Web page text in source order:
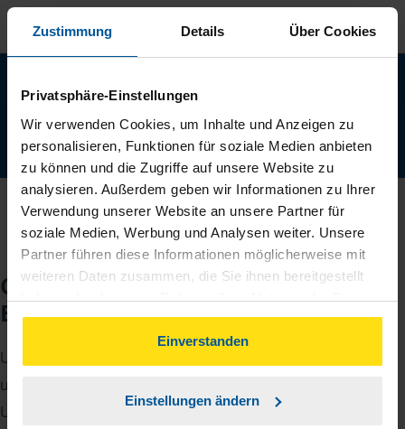
Zustimmung Details Über Cookies
Privatsphäre-Einstellungen
Wir verwenden Cookies, um Inhalte und Anzeigen zu
personalisieren, Funktionen für soziale Medien anbieten
zu können und die Zugriffe auf unsere Website zu
analysieren. Außerdem geben wir Informationen zu Ihrer
Verwendung unserer Website an unsere Partner für
soziale Medien, Werbung und Analysen weiter. Unsere
Partner führen diese Informationen möglicherweise mit
weiteren Daten zusammen, die Sie ihnen bereitgestellt
haben oder die sie im Rahmen Ihrer Nutzung der Dienste
gesammelt haben. Indem Sie auf Einverstanden klicken,
können Sie der Verwendung von Cookies, gemäß
unserer➔ Datenschutzrichtliniezustimmen.
Einverstanden
Einstellungen ändern
Schnell, einfach und komplett online - ohne Termin.
Jetzt digital starten
Checkliste für Ihr
Beratungsgespräch
Um Ihre Steuererklärung erstellen zu können, benötigen
unsere Beraterinnen und Berater eine Reihe von
Unterlagen von Ihnen. Dazu gehört beispielsweise die